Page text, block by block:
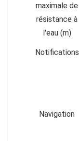
maximale de
résistance à
l'eau (m)
Notifications
Navigation